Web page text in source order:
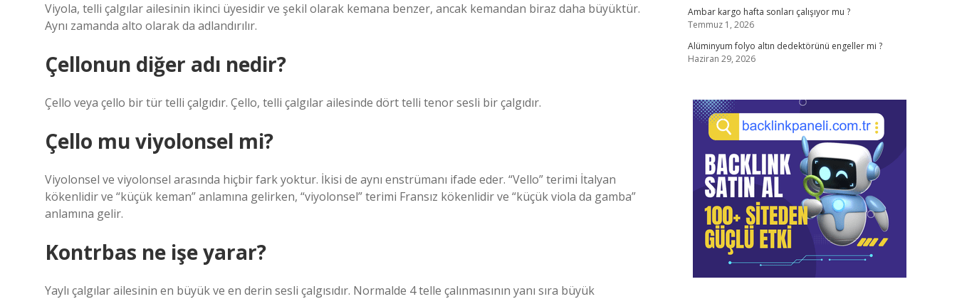
Viyola, telli çalgılar ailesinin ikinci üyesidir ve şekil olarak kemana benzer, ancak kemandan biraz daha büyüktür.
Aynı zamanda alto olarak da adlandırılır.
Çellonun diğer adı nedir?
Çello veya çello bir tür telli çalgıdır. Çello, telli çalgılar ailesinde dört telli tenor sesli bir çalgıdır.
Çello mu viyolonsel mi?
Viyolonsel ve viyolonsel arasında hiçbir fark yoktur. İkisi de aynı enstrümanı ifade eder. “Vello” terimi İtalyan
kökenlidir ve “küçük keman” anlamına gelirken, “viyolonsel” terimi Fransız kökenlidir ve “küçük viola da gamba”
anlamına gelir.
Kontrbas ne işe yarar?
Yaylı çalgılar ailesinin en büyük ve en derin sesli çalgısıdır. Normalde 4 telle çalınmasının yanı sıra büyük
Ambar kargo hafta sonları çalışıyor mu ?
Temmuz 1, 2026
Alüminyum folyo altın dedektörünü engeller mi ?
Haziran 29, 2026